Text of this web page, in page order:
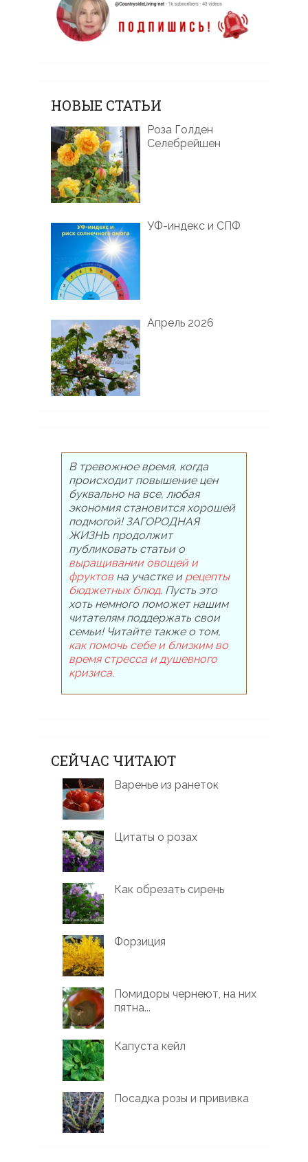
НОВЫЕ СТАТЬИ
Роза Голден
Селебрейшен
УФ-индекс и СПФ
Апрель 2026
В тревожное время, когда
происходит повышение цен
буквально на все, любая
экономия становится хорошей
подмогой! ЗАГОРОДНАЯ
ЖИЗНЬ продолжит
публиковать статьи о
выращивании овощей и
фруктовна участке и рецепты
бюджетных блюд. Пусть это
хоть немного поможет нашим
читателям поддержать свои
семьи! Читайте также о том,
как помочь себе и близким во
время стресса и душевного
кризиса.
СЕЙЧАС ЧИТАЮТ
Варенье из ранеток
Цитаты о розах
Как обрезать сирень
Форзиция
Помидоры чернеют, на них
пятна...
Капуста кейл
Посадка розы и прививка